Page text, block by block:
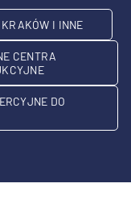
I INNE
CENTRA
DO